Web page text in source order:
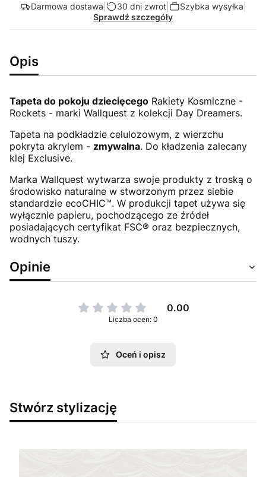
Darmowa dostawa 30 dni zwrot| Szybka wysyłka
Sprawdź szczegóły
Opis
Tapeta do pokoju dziecięcego Rakiety Kosmiczne -
Rockets - marki Wallquest z kolekcji Day Dreamers.
Tapeta na podkładzie celulozowym, z wierzchu
pokryta akrylem - zmywalna. Do kładzenia zalecany
klej Exclusive.
Marka Wallquest wytwarza swoje produkty z troską o
środowisko naturalne w stworzonym przez siebie
standardzie ecoCHIC™. W produkcji tapet używa się
wyłącznie papieru, pochodzącego ze źródeł
posiadających certyfikat FSC® oraz bezpiecznych,
wodnych tuszy.
Opinie
0.00
Liczba ocen: 0
Oceń i opisz
Stwórz stylizację